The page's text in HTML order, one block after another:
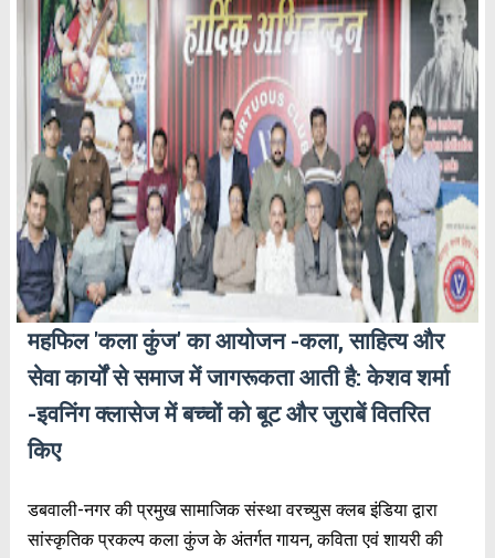
महफिल 'कला कुंज' का आयोजन -कला, साहित्य और
सेवा कार्यों से समाज में जागरूकता आती है: केशव शर्मा
-इवनिंग क्लासेज में बच्चों को बूट और जुराबें वितरित
किए
डबवाली-नगर की प्रमुख सामाजिक संस्था वरच्युस क्लब इंडिया द्वारा
सांस्कृतिक प्रकल्प कला कुंज के अंतर्गत गायन, कविता एवं शायरी की